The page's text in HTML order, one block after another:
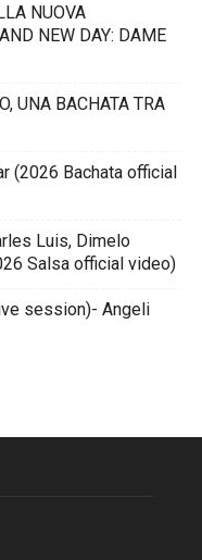
NUOVA
NEW DAY: DAME
UNA BACHATA TRA
(2026 Bachata official
Luis, Dimelo
Salsa official video)
session)- Angeli